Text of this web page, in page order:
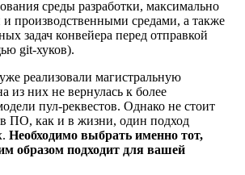
среды разработки, максимально
производственными средами, а также
задач конвейера перед отправкой
git-хуков).
реализовали магистральную
из них не вернулась к более
пул-реквестов. Однако не стоит
в ПО, как и в жизни, один подход
Необходимо выбрать именно тот,
образом подходит для вашей